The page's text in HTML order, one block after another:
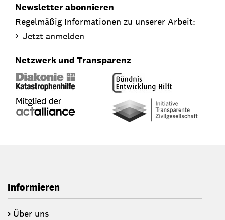
Newsletter abonnieren
Regelmäßig Informationen zu unserer Arbeit:
Jetzt anmelden
Netzwerk und Transparenz
Informieren
Über uns